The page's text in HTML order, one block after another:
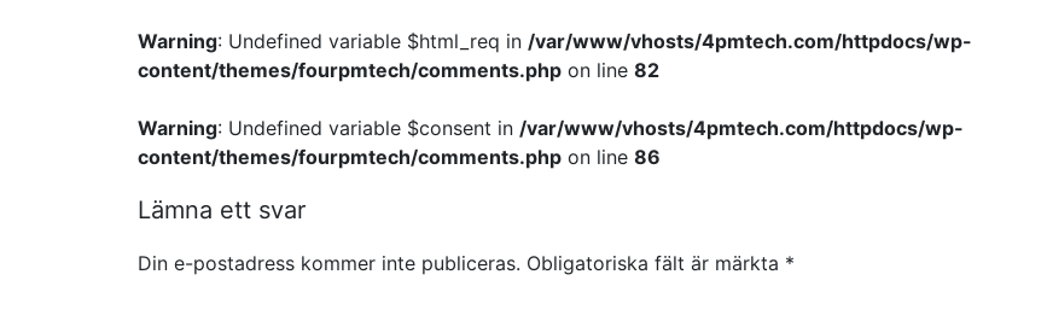
Warning: Undefined variable $html_req in /var/www/vhosts/4pmtech.com/httpdocs/wp-
content/themes/fourpmtech/comments.php on line 82
Warning: Undefined variable $consent in /var/www/vhosts/4pmtech.com/httpdocs/wp-
content/themes/fourpmtech/comments.php on line 86
Lämna ett svar
Din e-postadress kommer inte publiceras. Obligatoriska fält är märkta *